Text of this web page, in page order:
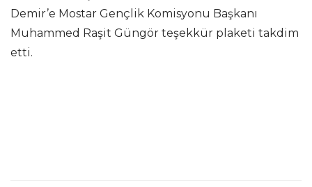
Demir’e Mostar Gençlik Komisyonu Başkanı
Muhammed Raşit Güngör teşekkür plaketi takdim
etti.